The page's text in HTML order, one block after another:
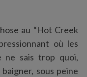
au “Hot Creek
où les
ne sais trop quoi,
sous peine